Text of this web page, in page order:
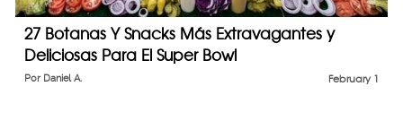
27 Botanas Y Snacks Más Extravagantes y
Deliciosas Para El Super Bowl
February 1
Por Daniel A.